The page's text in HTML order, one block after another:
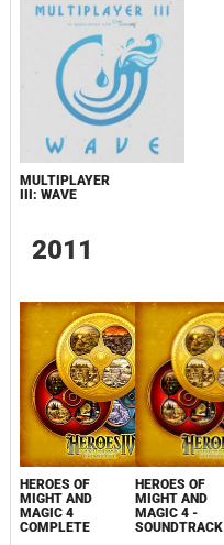
MULTIPLAYER
III: WAVE
2011
HEROES OF
MIGHT AND
MAGIC 4
COMPLETE
HEROES OF
MIGHT AND
MAGIC 4 -
SOUNDTRACK